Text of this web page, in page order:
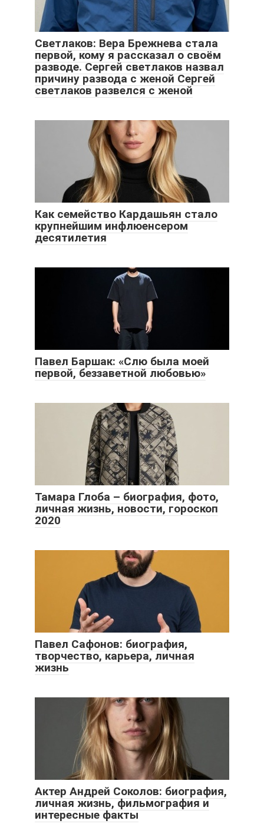
Светлаков: Вера Брежнева стала
первой, кому я рассказал о своём
разводе. Сергей светлаков назвал
причину развода с женой Сергей
светлаков развелся с женой
Как семейство Кардашьян стало
крупнейшим инфлюенсером
десятилетия
Павел Баршак: «Слю была моей
первой, беззаветной любовью»
Тамара Глоба – биография, фото,
личная жизнь, новости, гороскоп
2020
Павел Сафонов: биография,
творчество, карьера, личная
жизнь
Актер Андрей Соколов: биография,
личная жизнь, фильмография и
интересные факты